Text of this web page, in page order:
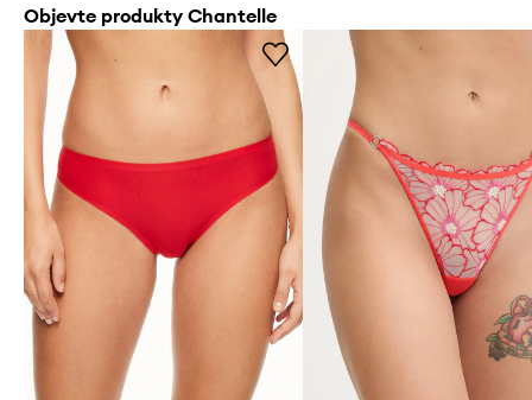
Objevte produkty Chantelle